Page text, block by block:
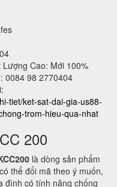
Cao: Mới 100%
0084 98 2770404
tiet/ket-sat-dai-gia-us88-
trom-hieu-qua-nhat
200
là dòng sản phẩm
thể đổi mã theo ý muốn,
đình có tính năng chống